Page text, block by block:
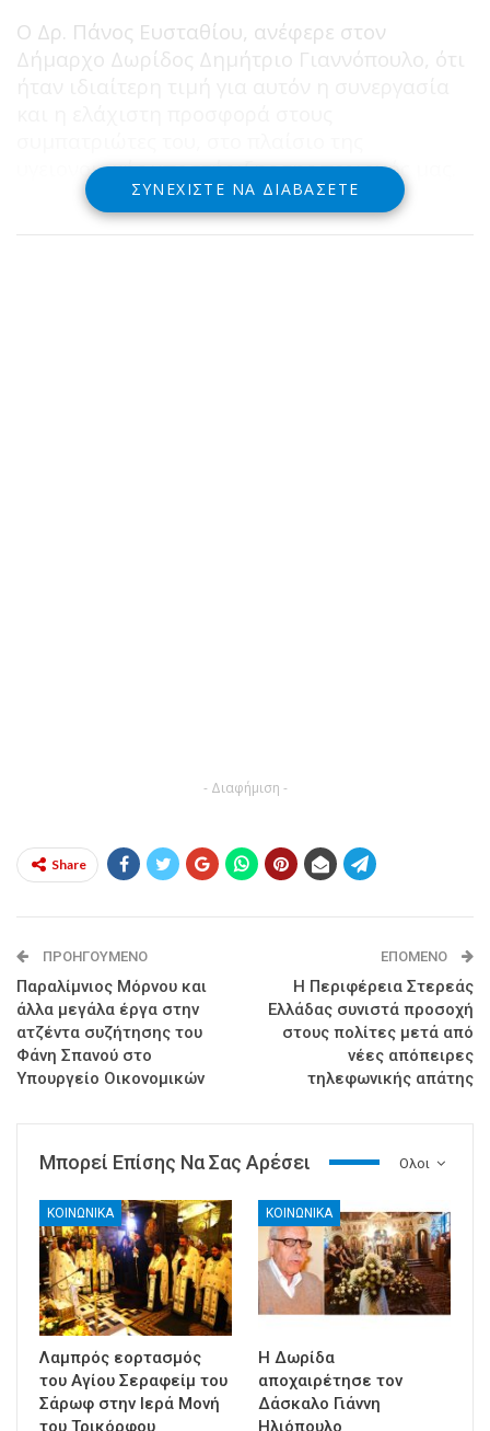
Ο Δρ. Πάνος Ευσταθίου, ανέφερε στον
Δήμαρχο Δωρίδος Δημήτριο Γιαννόπουλο, ότι
υγειονομικής υποστήριξης της περιοχής μας.
ΣΥΝΕΧΊΣΤΕ ΝΑ ΔΙΑΒΆΣΕΤΕ
- Διαφήμιση -
Share
ΠΡΟΗΓΟΎΜΕΝΟ
Παραλίμνιος Μόρνου και
άλλα μεγάλα έργα στην
ατζέντα συζήτησης του
Φάνη Σπανού στο
Υπουργείο Οικονομικών
ΕΠΌΜΕΝΟ
Η Περιφέρεια Στερεάς
Ελλάδας συνιστά προσοχή
στους πολίτες μετά από
νέες απόπειρες
τηλεφωνικής απάτης
Ολοι
Μπορεί Επίσης Να Σας Αρέσει
ΚΟΙΝΩΝΙΚΑ
Λαμπρός εορτασμός
του Αγίου Σεραφείμ του
Σάρωφ στην Ιερά Μονή
του Τρικόρφου
ΚΟΙΝΩΝΙΚΑ
Η Δωρίδα
αποχαιρέτησε τον
Δάσκαλο Γιάννη
Ηλιόπουλο